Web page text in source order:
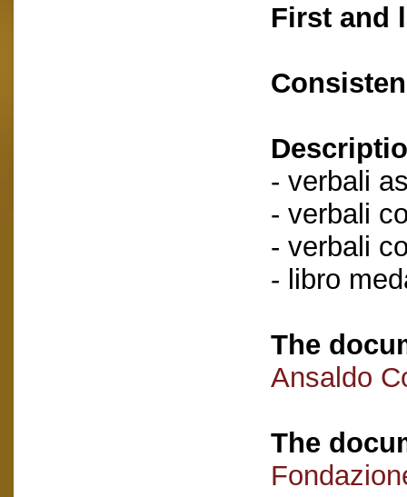
First and
- verbali
- verbali
- verbali
- libro
The
Ansaldo
The